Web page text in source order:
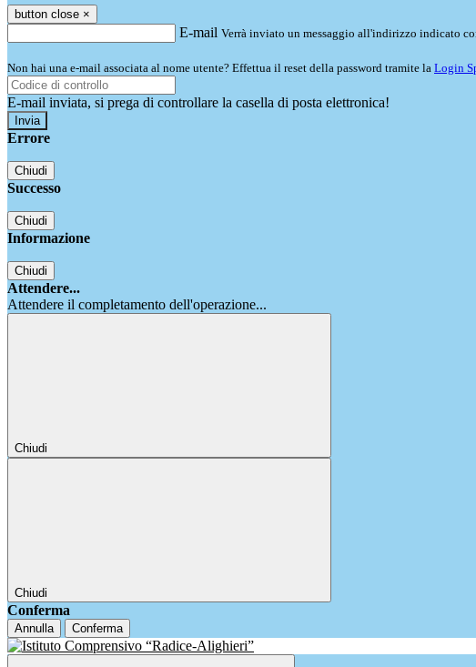
button close ×
E-mail Verrà inviato un messaggio all'indirizzo indicato
Non hai una e-mail associata al nome utente? Effettua il reset della password tramite la Login
E-mail inviata, si prega di controllare la casella di posta elettronica!
Errore
Chiudi
Successo
Chiudi
Informazione
Chiudi
Attendere...
Attendere il completamento dell'operazione...
Chiudi
Chiudi
Conferma
Annulla Conferma